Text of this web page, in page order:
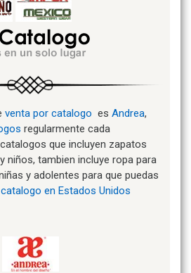
venta por catalogo es Andrea,
regularmente cada
que incluyen zapatos
niños, tambien incluye ropa para
y adolentes para que puedas
en Estados Unidos